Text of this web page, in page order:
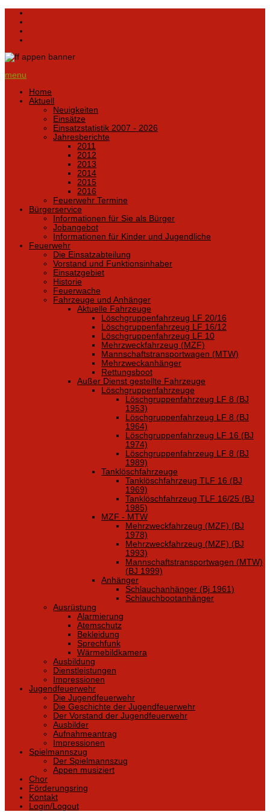
menu
Home
Aktuell
Neuigkeiten
Einsätze
Einsatzstatistik 2007 - 2026
Jahresberichte
2011
2012
2013
2014
2015
2016
Feuerwehr Termine
Bürgerservice
Informationen für Sie als Bürger
Jobangebot
Informationen für Kinder und Jugendliche
Feuerwehr
Die Einsatzabteilung
Vorstand und Funktionsinhaber
Einsatzgebiet
Historie
Feuerwache
Fahrzeuge und Anhänger
Aktuelle Fahrzeuge
Löschgruppenfahrzeug LF 20/16
Löschgruppenfahrzeug LF 16/12
Löschgruppenfahrzeug LF 10
Mehrzweckfahrzeug (MZF)
Mannschaftstransportwagen (MTW)
Mehrzweckanhänger
Rettungsboot
Außer Dienst gestellte Fahrzeuge
Löschgruppenfahrzeuge
Löschgruppenfahrzeug LF 8 (BJ
1953)
Löschgruppenfahrzeug LF 8 (BJ
1964)
Löschgruppenfahrzeug LF 16 (BJ
1974)
Löschgruppenfahrzeug LF 8 (BJ
1989)
Tanklöschfahrzeuge
Tanklöschfahrzeug TLF 16 (BJ
1969)
Tanklöschfahrzeug TLF 16/25 (BJ
1985)
MZF - MTW
Mehrzweckfahrzeug (MZF) (BJ
1978)
Mehrzweckfahrzeug (MZF) (BJ
1993)
Mannschaftstransportwagen (MTW)
(BJ 1999)
Anhänger
Schlauchanhänger (Bj 1961)
Schlauchbootanhänger
Ausrüstung
Alarmierung
Atemschutz
Bekleidung
Sprechfunk
Wärmebildkamera
Ausbildung
Dienstleistungen
Impressionen
Jugendfeuerwehr
Die Jugendfeuerwehr
Die Geschichte der Jugendfeuerwehr
Der Vorstand der Jugendfeuerwehr
Ausbilder
Aufnahmeantrag
Impressionen
Spielmannszug
Der Spielmannszug
Appen musiziert
Chor
Förderungsring
Kontakt
Login/Logout